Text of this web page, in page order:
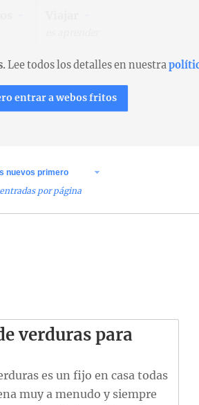
entradas por página
verduras para
es un fijo en casa todas
muy a menudo y siempre
Lee todos los detalles en nuestra
entrar a webos fritos